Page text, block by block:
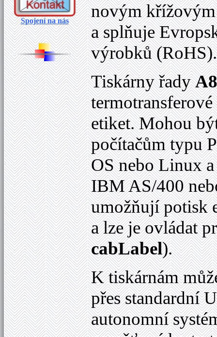
Spojení na nás
novým
a splňuje
výrobků
Tiskárny řady
etiket. Mohou
počítačům typu
OS nebo Linux
IBM AS/400
umožňují potisk
a lze je ovládat
cabLabel).
K tiskárnám
přes standardní
autonomní